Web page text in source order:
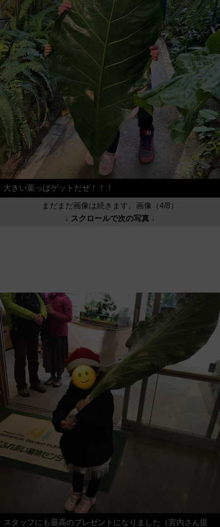
大きい葉っぱゲットだぜ！！！
まだまだ画像は続きます。画像（4/8）
↓ スクロールで次の写真 ↓
スタッフにも最高のプレゼントになりました（宮内さん提